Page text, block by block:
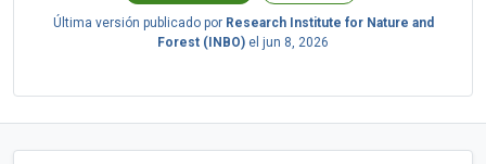
Última versión publicado por Research Institute for Nature and
Forest (INBO) el jun 8, 2026